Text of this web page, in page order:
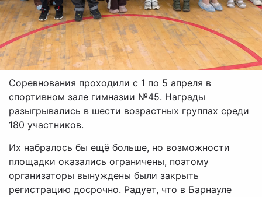
Соревнования проходили с 1 по 5 апреля в
спортивном зале гимназии №45. Награды
разыгрывались в шести возрастных группах среди
180 участников.
Их набралось бы ещё больше, но возможности
площадки оказались ограничены, поэтому
организаторы вынуждены были закрыть
регистрацию досрочно. Радует, что в Барнауле